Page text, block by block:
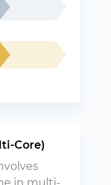
Core)